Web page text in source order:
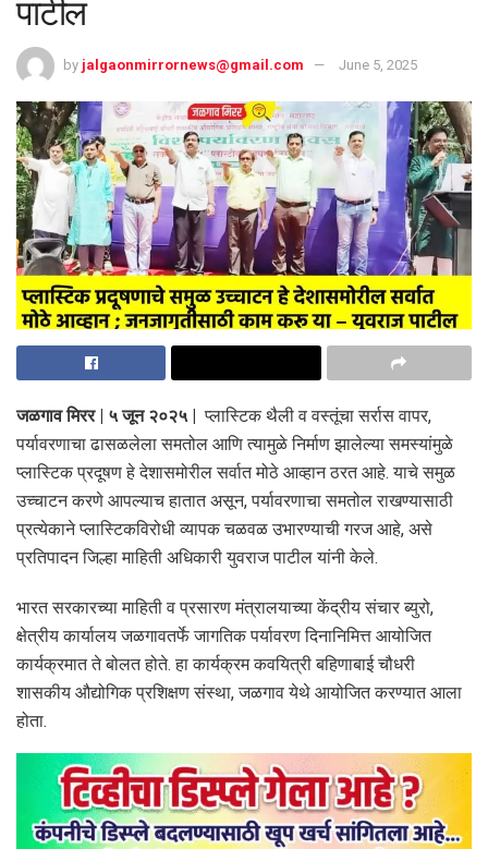
पाटील
by jalgaonmirrornews@gmail.com June 5, 2025
जळगाव मिरर | ५ जून २०२५ | प्लास्टिक थैली व वस्तूंचा सर्रास वापर,
पर्यावरणाचा ढासळलेला समतोल आणि त्यामुळे निर्माण झालेल्या समस्यांमुळे
प्लास्टिक प्रदूषण हे देशासमोरील सर्वात मोठे आव्हान ठरत आहे. याचे समुळ
उच्चाटन करणे आपल्याच हातात असून, पर्यावरणाचा समतोल राखण्यासाठी
प्रत्येकाने प्लास्टिकविरोधी व्यापक चळवळ उभारण्याची गरज आहे, असे
प्रतिपादन जिल्हा माहिती अधिकारी युवराज पाटील यांनी केले.
भारत सरकारच्या माहिती व प्रसारण मंत्रालयाच्या केंद्रीय संचार ब्युरो,
क्षेत्रीय कार्यालय जळगावतर्फे जागतिक पर्यावरण दिनानिमित्त आयोजित
कार्यक्रमात ते बोलत होते. हा कार्यक्रम कवयित्री बहिणाबाई चौधरी
शासकीय औद्योगिक प्रशिक्षण संस्था, जळगाव येथे आयोजित करण्यात आला
होता.